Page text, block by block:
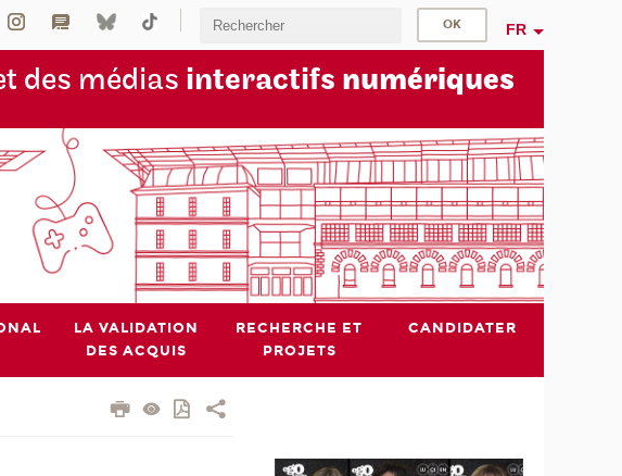
FR
des médias interactifs numériques
LA VALIDATION
DES ACQUIS
RECHERCHE ET
PROJETS
CANDIDATER